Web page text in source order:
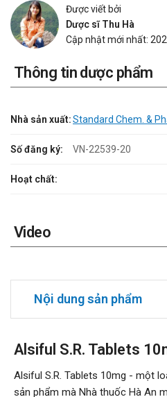
Được viết bởi
Dược sĩ Thu Hà
Cập nhật mới nhất:
Thông tin dược phẩm
Nhà sản xuất:Standard Chem. &
Số đăng ký: VN-22539-20
Hoạt chất:
Video
Nội dung sản phẩm
Alsiful S.R. Tablets
Alsiful S.R. Tablets 10mg - một
sản phẩm mà Nhà thuốc Hà An